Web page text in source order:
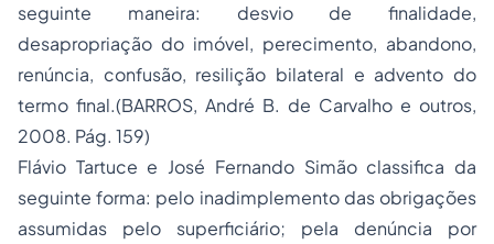
seguinte maneira: desvio de finalidade,
desapropriação do imóvel, perecimento, abandono,
renúncia, confusão, resilição bilateral e advento do
termo final.(BARROS, André B. de Carvalho e outros,
2008. Pág. 159)
Flávio Tartuce e José Fernando Simão classifica da
seguinte forma: pelo inadimplemento das obrigações
assumidas pelo superficiário; pela denúncia por